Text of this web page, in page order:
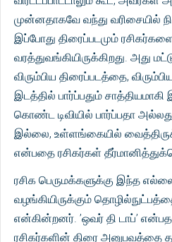
முன்னதாகவே வந்து வரிசையில்
இப்போது திரைப்படமும்
வரத்துவங்கியிருக்கிறது. அது
விரும்பிய திரைப்படத்தை,
இடத்தில் பார்ப்பதும்
கொண்ட டிவியில் பார்ப்பதா அல்லது
இல்லை, உள்ளங்கையில்
என்பதை ரசிகர்கள்
ரசிக பெருமக்களுக்கு இந்த
வழங்கியிருக்கும்
என்கின்றனர். ’ஒவர் தி டாப்’
ரசிகர்களின் திரை அனுபவத்தை